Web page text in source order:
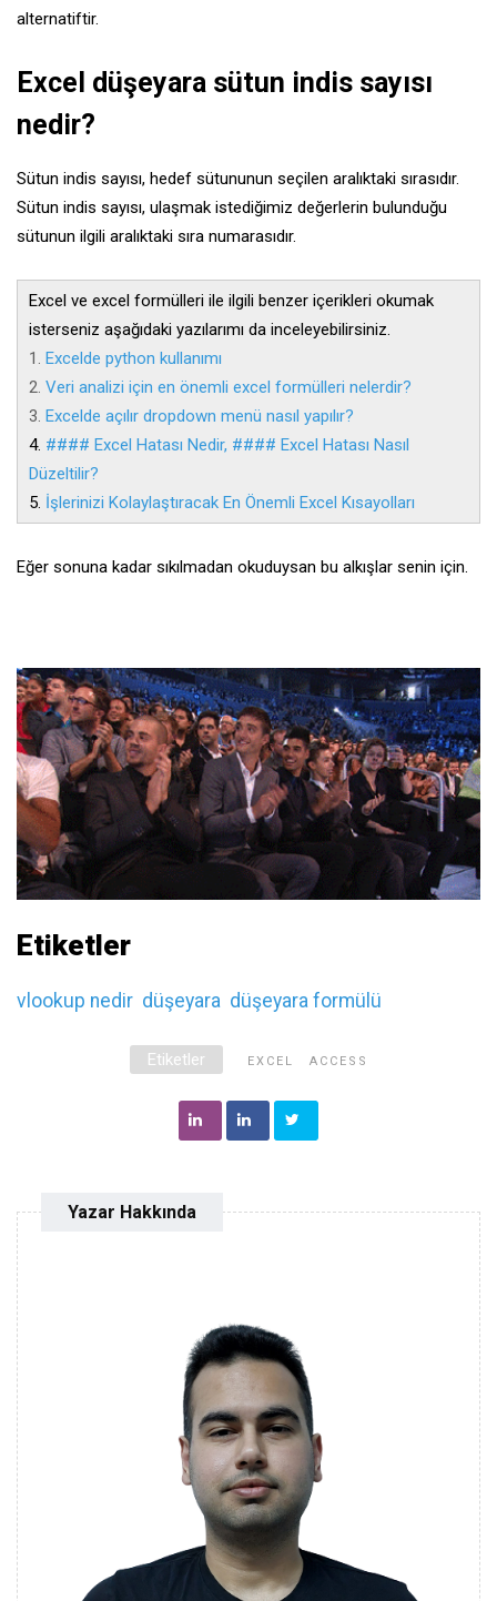
alternatiftir.
Excel düşeyara sütun indis sayısı
nedir?
Sütun indis sayısı, hedef sütununun seçilen aralıktaki sırasıdır.
Sütun indis sayısı, ulaşmak istediğimiz değerlerin bulunduğu
sütunun ilgili aralıktaki sıra numarasıdır.
Excel ve excel formülleri ile ilgili benzer içerikleri okumak
isterseniz aşağıdaki yazılarımı da inceleyebilirsiniz.
1. Excelde python kullanımı
2. Veri analizi için en önemli excel formülleri nelerdir?
3. Excelde açılır dropdown menü nasıl yapılır?
4. #### Excel Hatası Nedir, #### Excel Hatası Nasıl
Düzeltilir?
5. İşlerinizi Kolaylaştıracak En Önemli Excel Kısayolları
Eğer sonuna kadar sıkılmadan okuduysan bu alkışlar senin için.
Etiketler
vlookup nedir düşeyara düşeyara formülü
Etiketler EXCEL ACCESS
Yazar Hakkında